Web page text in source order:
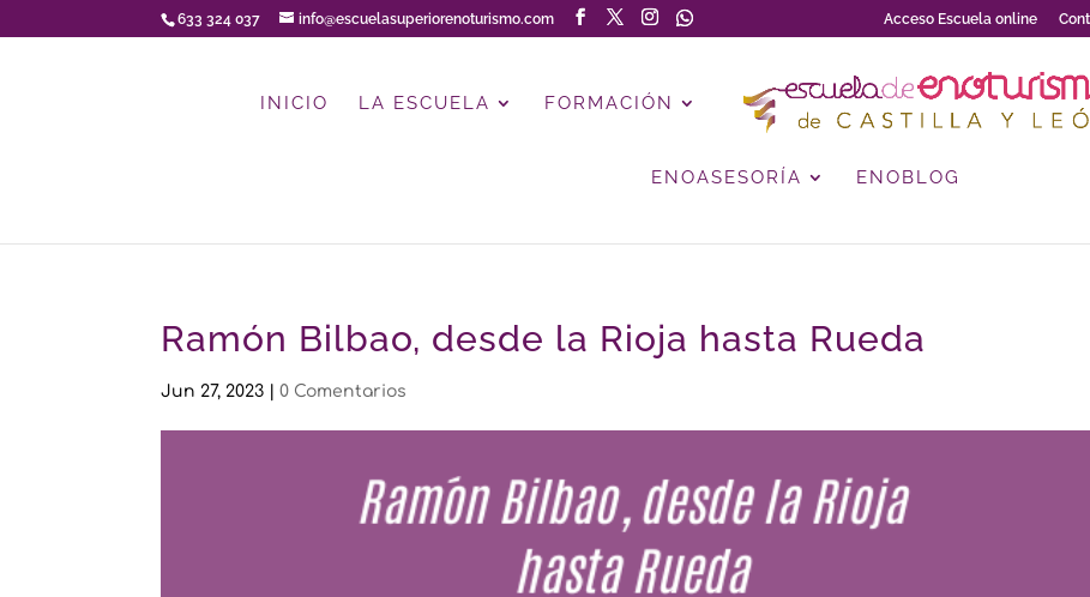
633 324 037 info@escuelasuperiorenoturismo.com Acceso Escuela online
INICIO LA ESCUELA FORMACIÓN
ENOASESORÍA ENOBLOG
Ramón Bilbao, desde la Rioja hasta Rueda
Jun 27, 2023 |0 Comentarios